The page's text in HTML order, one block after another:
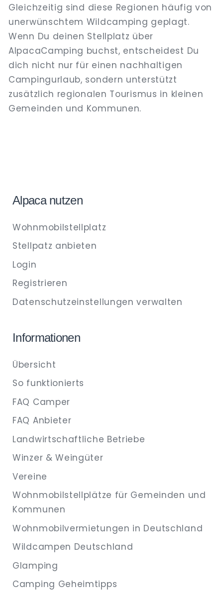
Gleichzeitig sind diese Regionen häufig von
unerwünschtem Wildcamping geplagt.
Wenn Du deinen Stellplatz über
AlpacaCamping buchst, entscheidest Du
dich nicht nur für einen nachhaltigen
Campingurlaub, sondern unterstützt
zusätzlich regionalen Tourismus in kleinen
Gemeinden und Kommunen.
Alpaca nutzen
Wohnmobilstellplatz
Stellpatz anbieten
Login
Registrieren
Datenschutzeinstellungen verwalten
Informationen
Übersicht
So funktionierts
FAQ Camper
FAQ Anbieter
Landwirtschaftliche Betriebe
Winzer & Weingüter
Vereine
Wohnmobilstellplätze für Gemeinden und
Kommunen
Wohnmobilvermietungen in Deutschland
Wildcampen Deutschland
Glamping
Camping Geheimtipps